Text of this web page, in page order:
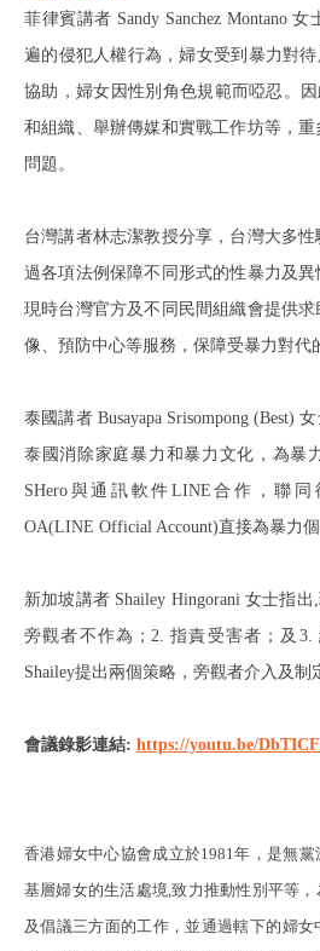
菲律賓講者 Sandy Sanchez Montano
遍的侵犯人權行為，婦女受到暴力對
協助，婦女因性別角色規範而啞忍。
和組織、舉辦傳媒和實戰工作坊等，
問題。
台灣講者林志潔教授分享，台灣大多
過各項法例保障不同形式的性暴力及
現時台灣官方及不同民間組織會提供
像、預防中心等服務，保障受暴力對代
泰國講者 Busayapa Srisompong (Best)
泰國消除家庭暴力和暴力文化，為暴
SHero與通訊軟件LINE合作，聯
OA(LINE Official Account)直接為暴力
新加坡講者 Shailey Hingorani 女士指
旁觀者不作為；2. 指責受害者；及
Shailey提出兩個策略，旁觀者介入及制
會議錄影連結: https://youtu.be/
香港婦女中心協會成立於1981年 ，是無黨
基層婦女的生活處境,致力推動性別平等 ，
及倡議三方面的工作 ，並通過轄下的婦女